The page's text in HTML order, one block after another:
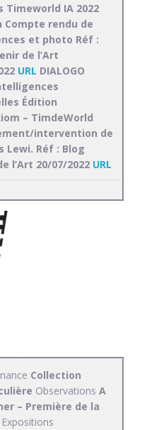
Timeworld IA 2022
Compte rendu de
et photo Réf :
de l’Art
URL DIALOGO
Édition
– TimdeWorld
intervention de
Lewi. Réf : Blog
l’Art 20/07/2022 URL
Collection
Observations A
– Première de la
Expositions